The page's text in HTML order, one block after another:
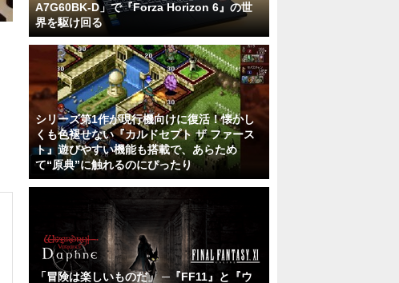
A7G60BK-D」で『Forza Horizon 6』の世
界を駆け回る
シリーズ第1作が現行機向けに復活！懐かし
くも色褪せない『カルドセプト ザ ファース
ト』遊びやすい機能も搭載で、あらため
て“原典”に触れるのにぴったり
「冒険は楽しいものだ」 ─『FF11』と『ウ